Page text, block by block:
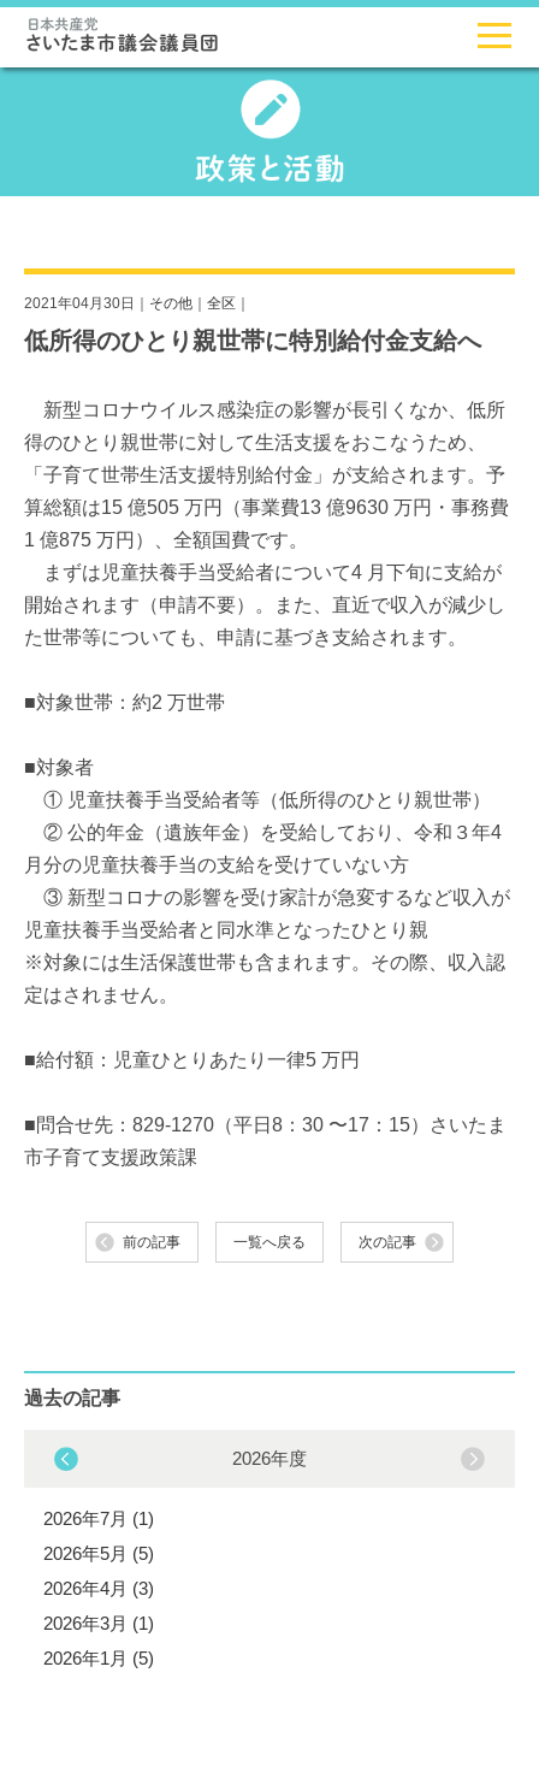
2021年04月30日｜ その他 全区
低所得のひとり親世帯に特別給付金支給へ
新型コロナウイルス感染症の影響が長引くなか、低所
得のひとり親世帯に対して生活支援をおこなうため、
「子育て世帯生活支援特別給付金」が支給されます。予
算総額は15 億505 万円（事業費13 億9630 万円・事務費
1 億875 万円）、全額国費です。
まずは児童扶養手当受給者について4 月下旬に支給が
開始されます（申請不要）。また、直近で収入が減少し
た世帯等についても、申請に基づき支給されます。
■対象世帯：約2 万世帯
■対象者
① 児童扶養手当受給者等（低所得のひとり親世帯）
② 公的年金（遺族年金）を受給しており、令和３年4
月分の児童扶養手当の支給を受けていない方
③ 新型コロナの影響を受け家計が急変するなど収入が
児童扶養手当受給者と同水準となったひとり親
※対象には生活保護世帯も含まれます。その際、収入認
定はされません。
■給付額：児童ひとりあたり一律5 万円
■問合せ先：829-1270（平日8：30 〜17：15）さいたま
市子育て支援政策課
前の記事 一覧へ戻る 次の記事
過去の記事
2026年度
2026年7月 (1)
2026年5月 (5)
2026年4月 (3)
2026年3月 (1)
2026年1月 (5)